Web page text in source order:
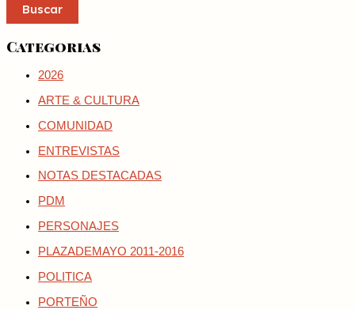
Buscar
Categorias
2026
ARTE & CULTURA
COMUNIDAD
ENTREVISTAS
NOTAS DESTACADAS
PDM
PERSONAJES
PLAZADEMAYO 2011-2016
POLITICA
PORTEÑO